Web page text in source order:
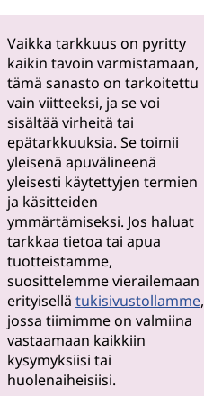
Vaikka tarkkuus on pyritty
kaikin tavoin varmistamaan,
tämä sanasto on tarkoitettu
vain viitteeksi, ja se voi
sisältää virheitä tai
epätarkkuuksia. Se toimii
yleisenä apuvälineenä
yleisesti käytettyjen termien
ja käsitteiden
ymmärtämiseksi. Jos haluat
tarkkaa tietoa tai apua
tuotteistamme,
suosittelemme vierailemaan
erityisellä tukisivustollamme,
jossa tiimimme on valmiina
vastaamaan kaikkiin
kysymyksiisi tai
huolenaiheisiisi.